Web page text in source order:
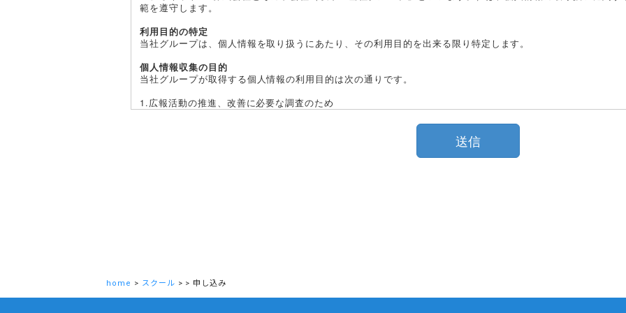
範を遵守します。
利用目的の特定
当社グループは、個人情報を取り扱うにあたり、その利用目的を出来る限り特定します。
個人情報収集の目的
当社グループが取得する個人情報の利用目的は次の通りです。
1.広報活動の推進、改善に必要な調査のため
上記目的以外で利用する場合は、個人情報取得の際にあらかじめ明示します。
（3）管理責任を有する者
送信
home > スクール > > 申し込み